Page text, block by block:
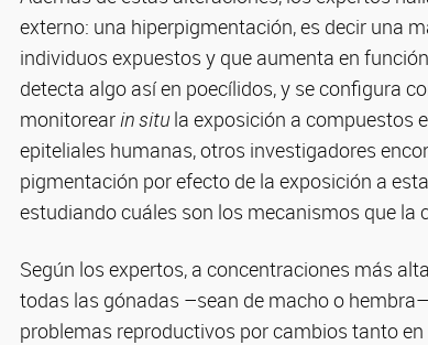
externo: una hiperpigmentación, es decir una
individuos expuestos y que aumenta en
detecta algo así en poecílidos, y se configura
monitorearin situla exposición a compuestos
epiteliales humanas, otros investigadores
pigmentación por efecto de la exposición a
estudiando cuáles son los mecanismos que la
Según los expertos, a concentraciones más
todas las gónadas –sean de macho o
problemas reproductivos por cambios tanto